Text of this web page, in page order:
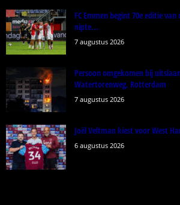
FC Emmen begint 70e editie
nipte...
7 augustus 2026
Persoon omgekomen bij
Watertorenweg, Rotterdam
7 augustus 2026
Joël Veltman kiest voor West
6 augustus 2026